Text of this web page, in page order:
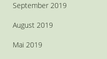
September 2019
August 2019
Mai 2019